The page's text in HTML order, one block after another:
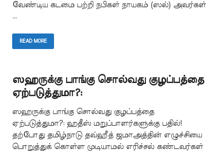
வேண்டிய கடமை பற்றி நபிகள் நாயகம் (ஸல்) அவர்கள்
…
READ MORE
ஸஹருக்கு பாங்கு சொல்வது குழப்பத்தை
ஏற்படுத்துமா?:
ஸஹருக்கு பாங்கு சொல்வது குழப்பத்தை
ஏற்படுத்துமா?: ஹதீஸ் மறுப்பாளர்களுக்கு பதில்!
தற்போது தமிழ்நாடு தவ்ஹீத் ஜமாஅத்தின் எழுச்சியை
பொறுத்துக் கொள்ள முடியாமல் எரிச்சல் கண்டவர்கள்